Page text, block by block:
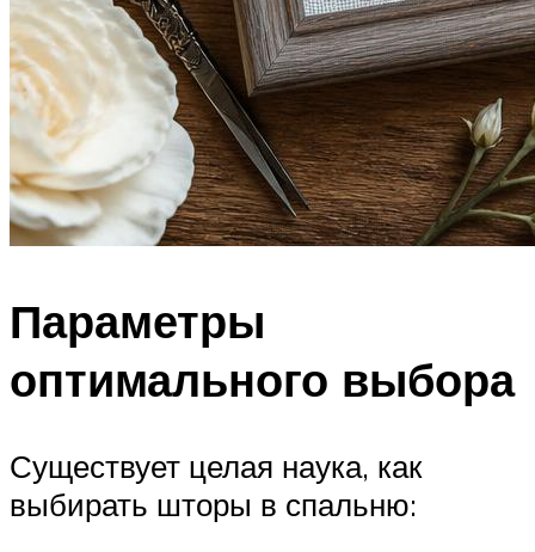
Параметры
оптимального выбора
Существует целая наука, как
выбирать шторы в спальню: